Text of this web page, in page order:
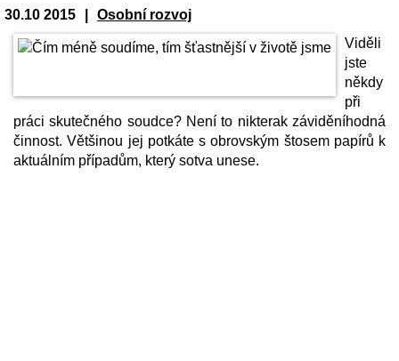
30.10 2015
Osobní rozvoj
Viděli
jste
někdy
při
práci skutečného soudce? Není to nikterak záviděníhodná
činnost. Většinou jej potkáte s obrovským štosem papírů k
aktuálním případům, který sotva unese.